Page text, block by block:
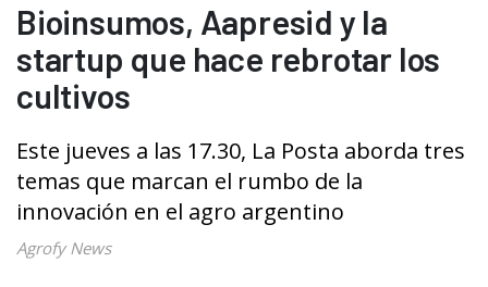
Bioinsumos, Aapresid y la
startup que hace rebrotar los
cultivos
Este jueves a las 17.30, La Posta aborda tres
temas que marcan el rumbo de la
innovación en el agro argentino
Agrofy News